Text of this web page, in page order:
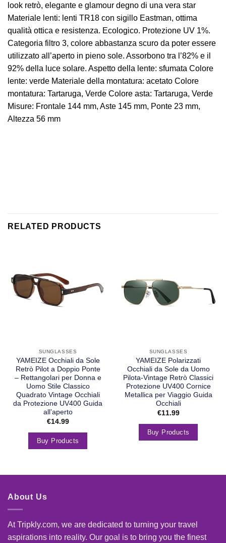
look retrò, elegante e glamour degno di una vera star
Materiale lenti: lenti TR18 con sigillo Eastman, ottima
qualità ottica e resistenza. Ecologico. Protezione UV 1%.
Categoria filtro 3, colore abbastanza scuro da poter essere
utilizzato all’aperto in pieno sole. Assorbono tra l’82% e il
92% della luce solare. Aspetto della lente: sfumata Colore
lente: verde Materiale della montatura: acetato Colore
montatura: Tartaruga, Verde Colore asta: Tartaruga, Verde
Misure: Frontale 144 mm, Aste 145 mm, Ponte 23 mm,
Altezza 56 mm
RELATED PRODUCTS
SUNGLASSES
YAMEIZE Occhiali da Sole
Retrò Pilot a Doppio Ponte
– Rettangolari per Donna e
Uomo Stile Classico
Quadrato Vintage Occhiali
da Protezione UV400 Guida
all’aperto
€14.99
Buy Products
SUNGLASSES
YAMEIZE Polarizzati
Occhiali da Sole da Uomo
Pilota-Vintage Retrò Classici
Protezione UV400 Cornice
Metallica per Viaggio Guida
Occhiali
€11.99
Buy Products
About Us
At Tripkly.com, we are dedicated to turning your travel
aspirations into reality. Our goal is to bring you the finest